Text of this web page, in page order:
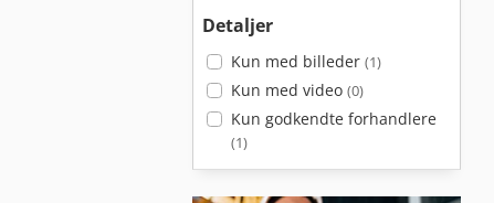
Detaljer
Kun med billeder (1)
Kun med video (0)
Kun godkendte forhandlere
(1)